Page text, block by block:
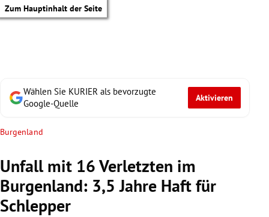
Zum Hauptinhalt der Seite
Wählen Sie KURIER als bevorzugte
Google-Quelle
Aktivieren
Burgenland
Unfall mit 16 Verletzten im
Burgenland: 3,5 Jahre Haft für
Schlepper